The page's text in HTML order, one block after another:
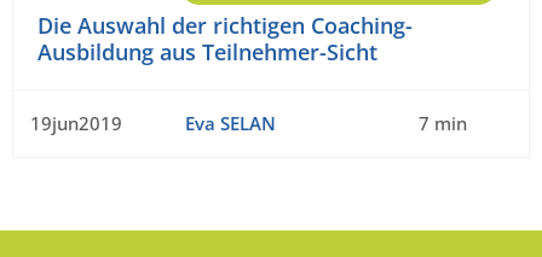
Die Auswahl der richtigen Coaching-
Ausbildung aus Teilnehmer-Sicht
19jun2019 Eva SELAN 7 min